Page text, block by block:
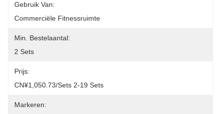
Gebruik Van:
Commerciële Fitnessruimte
Min. Bestelaantal:
2 Sets
Prijs:
CN¥1,050.73/sets 2-19 Sets
Markeren: